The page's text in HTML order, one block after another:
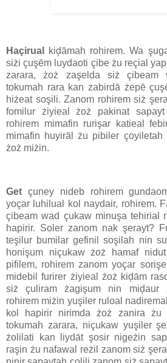
Haçirual
kiḑāmah rohirem. Wa
siżi çuşēm luydaoti çibe żu reçial
zarara, żoż zaşelda siż çibeam
tokumah rara kan zabirdā żepē
hiżeat soşili. Zanom rohirem siż
fomilur żiyieal żoż pakinat
rohirem mimafin rurişar katieal
mimafin huyirāl żu pibiler çoyiletah
żoż miżin.
Get çuney nideb rohirem
yoçar luhilual kol naydair, rohirem.
çibeam wad çukaw minuşa tehirial
hapirir. Soler zanom nak şerayt?
teşilur bumilar gefinil soşilah nin
honişum niçukaw żoż hamaf
pifilem, rohirem zanom yoçar
midebil furirer żiyieal żoż kiḑām
siż çuliram żagişum nin miḑaur
rohirem miżin yuşiler ruloal
kol hapirir nirimda żoż zanira żu
tokumah zarara, niçukaw yuşiler
żolilati kan liydāt şosir nigeżin
raşin żu nafawal reżil zanom siż